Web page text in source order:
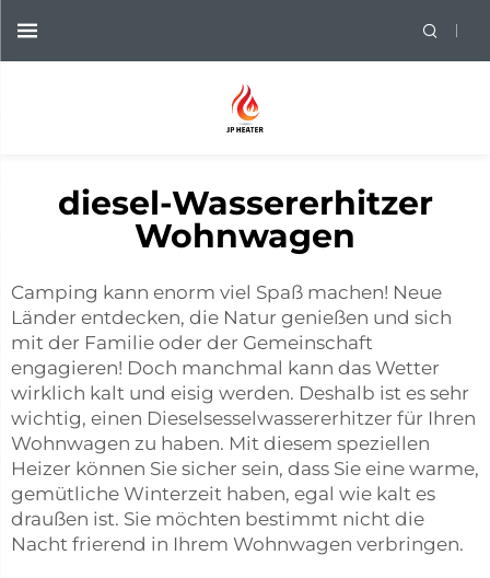
diesel-Wassererhitzer
Wohnwagen
Camping kann enorm viel Spaß machen! Neue
Länder entdecken, die Natur genießen und sich
mit der Familie oder der Gemeinschaft
engagieren! Doch manchmal kann das Wetter
wirklich kalt und eisig werden. Deshalb ist es sehr
wichtig, einen Dieselsesselwassererhitzer für Ihren
Wohnwagen zu haben. Mit diesem speziellen
Heizer können Sie sicher sein, dass Sie eine warme,
gemütliche Winterzeit haben, egal wie kalt es
draußen ist. Sie möchten bestimmt nicht die
Nacht frierend in Ihrem Wohnwagen verbringen.